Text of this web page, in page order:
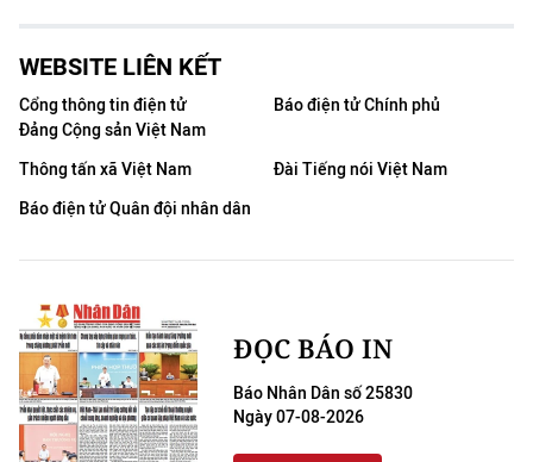
WEBSITE LIÊN KẾT
Cổng thông tin điện tử
Đảng Cộng sản Việt Nam
Báo điện tử Chính phủ
Thông tấn xã Việt Nam
Đài Tiếng nói Việt Nam
Báo điện tử Quân đội nhân dân
ĐỌC BÁO IN
Báo Nhân Dân số 25830
Ngày 07-08-2026